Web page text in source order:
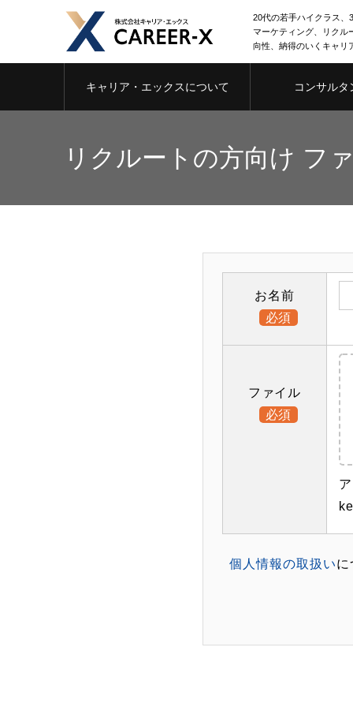
20代の若手ハイクラス、
マーケティング、リクル
向性、納得のいくキャリ
キャリア・エックスについて コンサルタ
リクルートの方向け フ
お名前
必須
ファイル
必須
個人情報の取扱いに